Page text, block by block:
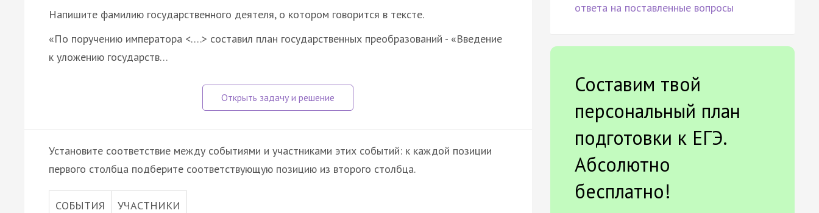
Напишите фамилию государственного деятеля, о котором говорится в тексте.
«По поручению императора <….> составил план государственных преобразований - «Введение
к уложению государств…
Установите соответствие между событиями и участниками этих событий: к каждой позиции
первого столбца подберите соответствующую позицию из второго столбца.
СОБЫТИЯ УЧАСТНИКИ
ответа на поставленные вопросы
Составим твой
персональный план
подготовки к ЕГЭ.
Абсолютно
бесплатно!